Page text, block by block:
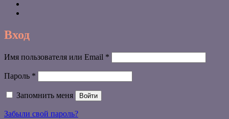
Вход
Имя пользователя или Email *
Пароль *
Запомнить меня Войти
Забыли свой пароль?